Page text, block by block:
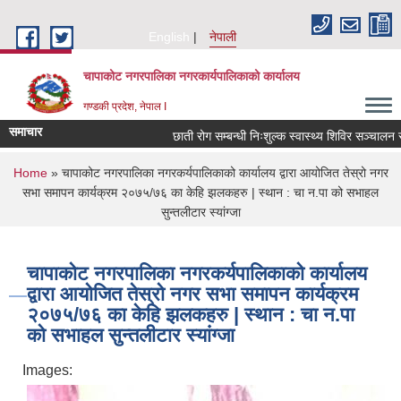
English
नेपाली
चापाकोट नगरपालिका नगरकार्यपालिकाको कार्यालय
गण्डकी प्रदेश, नेपाल I
समाचार छाती रोग सम्बन्धी निःशुल्क स्वास्थ्य शिविर सञ्चालन
You are here
Home» चापाकोट नगरपालिका नगरकर्यपालिकाको कार्यालय द्वारा आयोजित तेस्रो नगर
सभा समापन कार्यक्रम २०७५/७६ का केहि झलकहरु | स्थान : चा न.पा को सभाहल
सुन्तलीटार स्यांग्जा
चापाकोट नगरपालिका नगरकर्यपालिकाको कार्यालय
द्वारा आयोजित तेस्रो नगर सभा समापन कार्यक्रम
२०७५/७६ का केहि झलकहरु | स्थान : चा न.पा
को सभाहल सुन्तलीटार स्यांग्जा
Images: